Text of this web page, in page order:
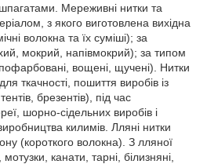
Мереживні нитки та
з якого виготовлена вихідна
волокна та їх суміші); за
мокрий, напівмокрий); за типом
вощені, щучені). Нитки
ткачності, пошиття виробів із
брезентів), під час
шорно-сідельних виробів і
килимів. Лляні нитки
(короткого волокна). З лляної
канати, тарні, білизняні,